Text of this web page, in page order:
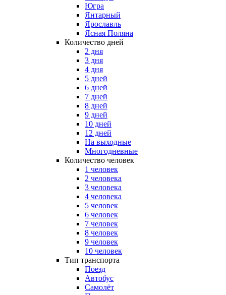
Югра
Янтарный
Ярославль
Ясная Поляна
Количество дней
2 дня
3 дня
4 дня
5 дней
6 дней
7 дней
8 дней
9 дней
10 дней
12 дней
На выходные
Многодневные
Количество человек
1 человек
2 человека
3 человека
4 человека
5 человек
6 человек
7 человек
8 человек
9 человек
10 человек
Тип транспорта
Поезд
Автобус
Самолёт